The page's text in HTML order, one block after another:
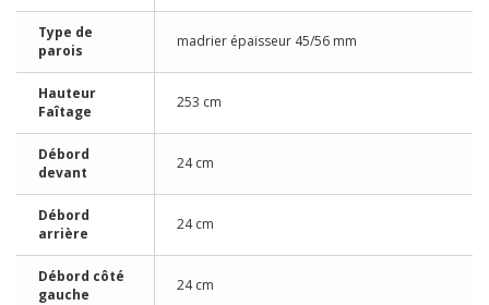
Type de
parois
madrier épaisseur 45/56 mm
Hauteur
Faîtage
253 cm
Débord
devant
24 cm
Débord
arrière
24 cm
Débord côté
gauche
24 cm